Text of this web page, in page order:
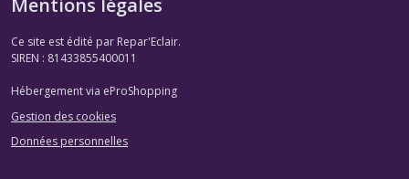
Mentions légales
Ce site est édité par Repar'Eclair.
SIREN : 81433855400011
Hébergement via eProShopping
Gestion des cookies
Données personnelles